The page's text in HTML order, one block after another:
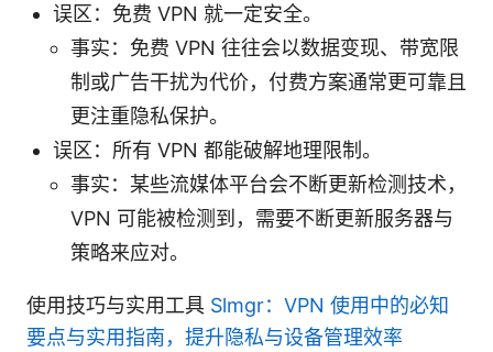
误区：免费 VPN 就一定安全。
事实：免费 VPN 往往会以数据变现、带宽限
制或广告干扰为代价，付费方案通常更可靠且
更注重隐私保护。
误区：所有 VPN 都能破解地理限制。
事实：某些流媒体平台会不断更新检测技术，
VPN 可能被检测到，需要不断更新服务器与
策略来应对。
使用技巧与实用工具 Slmgr：VPN 使用中的必知
要点与实用指南，提升隐私与设备管理效率